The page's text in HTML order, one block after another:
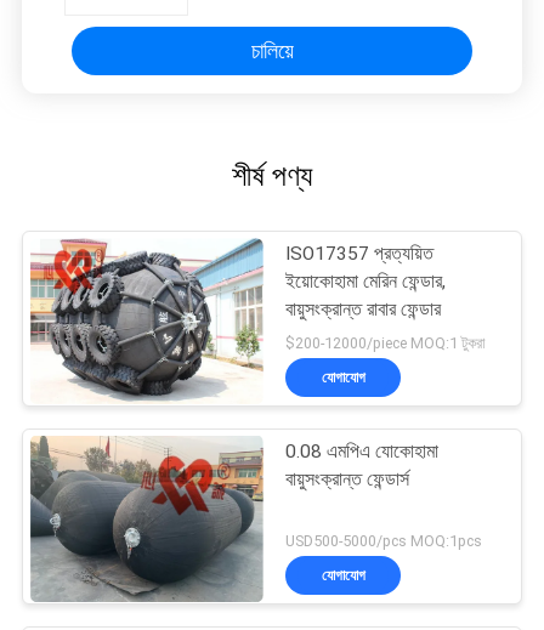
চালিয়ে
শীর্ষ পণ্য
ISO17357 প্রত্যয়িত
ইয়োকোহামা মেরিন ফেন্ডার,
বায়ুসংক্রান্ত রাবার ফেন্ডার
$200-12000/piece MOQ:1 টুকরা
যোগাযোগ
0.08 এমপিএ যোকোহামা
বায়ুসংক্রান্ত ফেন্ডার্স
USD500-5000/pcs MOQ:1pcs
যোগাযোগ